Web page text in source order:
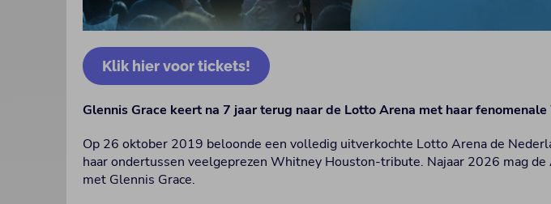
Klik hier voor tickets!
Glennis Grace keert na 7 jaar terug naar de Lotto Arena met haar
Op 26 oktober 2019 beloonde een volledig uitverkochte Lotto Arena de
haar ondertussen veelgeprezen Whitney Houston-tribute. Najaar 2026 mag
met Glennis Grace.